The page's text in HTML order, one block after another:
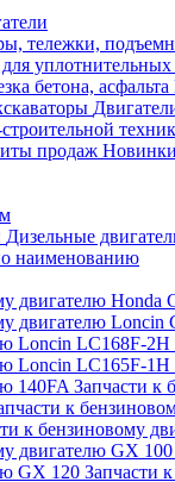
тележки,
уплотнительных
бетона, асфальта
продаж
Дизельные
наименованию
двигателю Honda
двигателю Loncin
Loncin LC168F-2H
Loncin LC165F-1H
140FA Запчасти к
к
к бензиновому
двигателю GX 100
GX 120 Запчасти